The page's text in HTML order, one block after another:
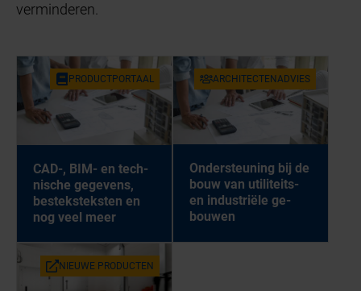
verminderen.
PRO­DUCT­POR­TAAL
CAD-, BIM- en tech­
ni­sche ge­ge­vens,
be­stek­stek­sten en
nog veel meer
AR­CHI­TEC­TEN­AD­VIES
On­der­steu­ning bij de
bouw van uti­li­teits-
en in­du­stri­ë­le ge­
bou­wen
NIEU­WE PRO­DUC­TEN